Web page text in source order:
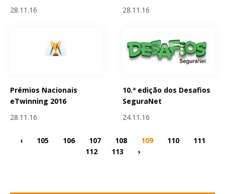
28.11.16
28.11.16
Prémios Nacionais
eTwinning 2016
28.11.16
10.ª edição dos Desafios
SeguraNet
24.11.16
‹ 105 106 107 108 109 110
111
112
113 ›